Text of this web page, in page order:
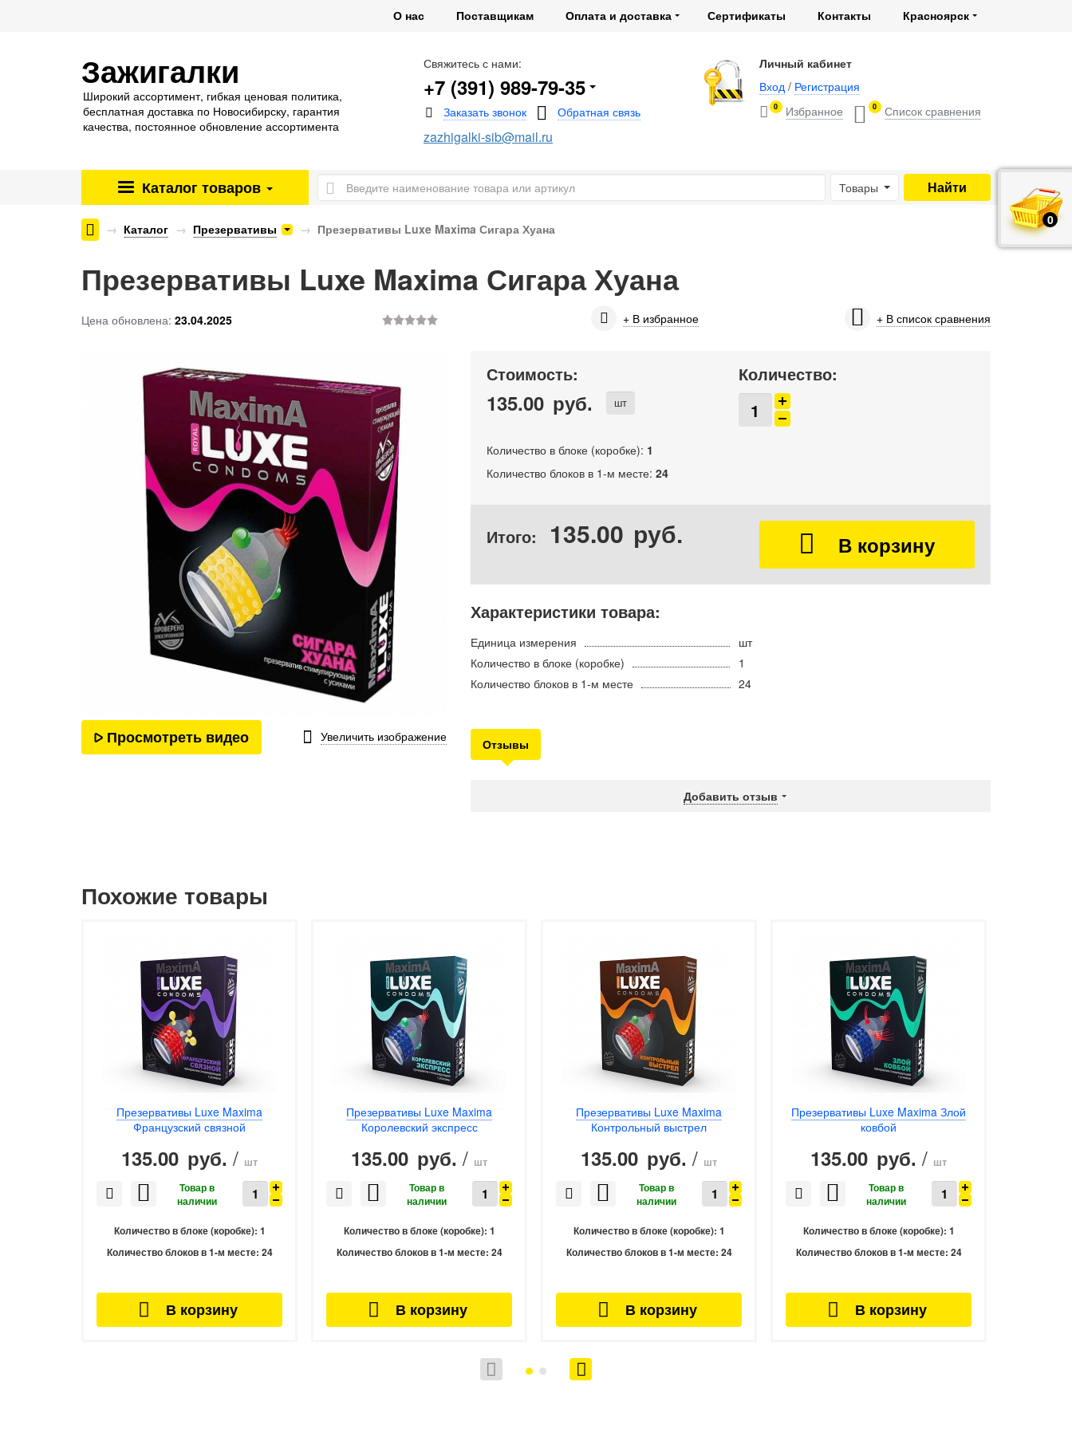
О нас Поставщикам Оплата и доставка Сертификаты Контакты Красноярск
Зажигалки
Широкий ассортимент, гибкая ценовая политика,
бесплатная доставка по Новосибирску, гарантия
качества, постоянное обновление ассортимента
Свяжитесь с нами:
+7 (391) 989-79-35
zazhigalki-sib@mail.ru
Личный кабинет
Вход / Регистрация
0 0
Каталог товаров Товары
Каталог Презервативы Презервативы Luxe Maxima Сигара Хуана
Презервативы Luxe Maxima Сигара Хуана
Цена обновлена: 23.04.2025
Просмотреть видео Увеличить изображение
Стоимость:
135.00 руб. шт
Количество:
Количество в блоке (коробке): 1
Количество блоков в 1-м месте: 24
Итого: 135.00 руб.
Характеристики товара:
Единица измерения
шт
Количество в блоке (коробке)
1
Количество блоков в 1-м месте
24
Отзывы
Добавить отзыв
Похожие товары
Презервативы Luxe Maxima
Французский связной
135.00 руб. / шт
Количество в блоке (коробке): 1
Количество блоков в 1-м месте: 24
Презервативы Luxe Maxima
Королевский экспресс
135.00 руб. / шт
Количество в блоке (коробке): 1
Количество блоков в 1-м месте: 24
Презервативы Luxe Maxima
Контрольный выстрел
135.00 руб. / шт
Количество в блоке (коробке): 1
Количество блоков в 1-м месте: 24
Презервативы Luxe Maxima Злой
ковбой
135.00 руб. / шт
Количество в блоке (коробке): 1
Количество блоков в 1-м месте: 24
0
руб.